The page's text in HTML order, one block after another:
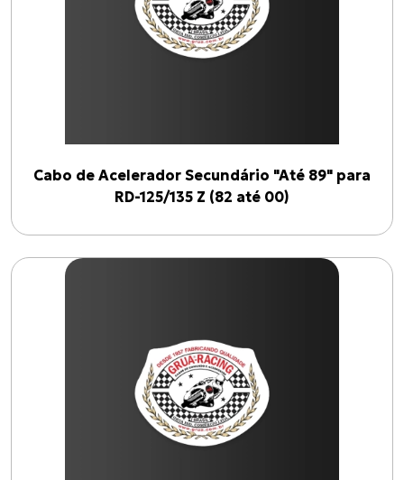
Cabo de Acelerador Secundário "Até 89" para
RD-125/135 Z (82 até 00)